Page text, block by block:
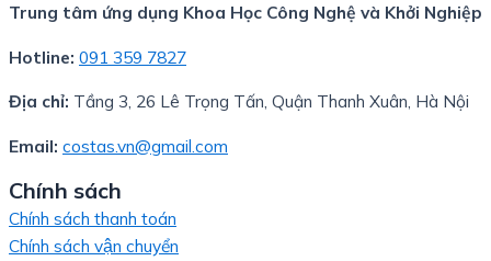
Trung tâm ứng dụng Khoa Học Công Nghệ và Khởi Nghiệp
Hotline: 091 359 7827
Địa chỉ: Tầng 3, 26 Lê Trọng Tấn, Quận Thanh Xuân, Hà Nội
Email: costas.vn@gmail.com
Chính sách
Chính sách thanh toán
Chính sách vận chuyển